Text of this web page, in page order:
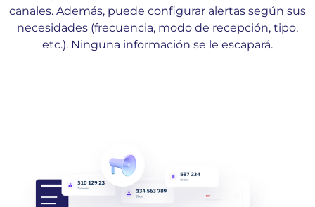
canales. Además, puede configurar alertas según sus
necesidades (frecuencia, modo de recepción, tipo,
etc.). Ninguna información se le escapará.